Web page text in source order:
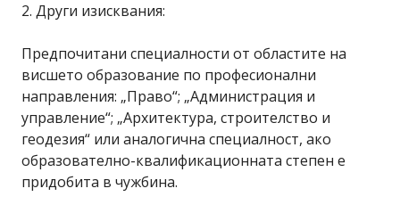
2. Други изисквания:
Предпочитани специалности от областите на
висшето образование по професионални
направления: „Право“; „Администрация и
управление“; „Архитектура, строителство и
геодезия“ или аналогична специалност, ако
образователно-квалификационната степен е
придобита в чужбина.